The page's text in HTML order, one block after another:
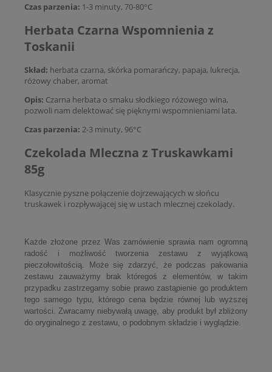
Czas parzenia: 1-3 minuty, 70-80°C
Herbata Czarna Wspomnienia z
Toskanii
Skład: herbata czarna, skórka pomarańczy, papaja, lukrecja,
różowy chaber, aromat
Opis: Czarna herbata o smaku słodkiego różowego wina,
pozwoli nam delektować się pięknymi wspomnieniami lata.
Czas parzenia: 2-3 minuty, 96°C
Czekolada Mleczna z Truskawkami
85g
Klasycznie pyszne połączenie dojrzewających w słońcu
truskawek i rozpływającej się w ustach mlecznej czekolady.
Każde złożone przez Was zamówienie sprawia nam ogromną
radość i możliwość tworzenia zestawu z wyjątkową
pieczołowitością. Może się zdarzyć, że podczas pakowania
zestawu zauważymy brak któregoś z elementów, w takim
przypadku zastrzegamy sobie prawo zastąpienie go produktem
tego samego typu, którego cena będzie równej lub wyższej
wartości. Zwracamy niebywałą uwagę, aby produkt był zbliżony
do oryginalnego z zestawu, o podobnym składzie i wyglądzie.